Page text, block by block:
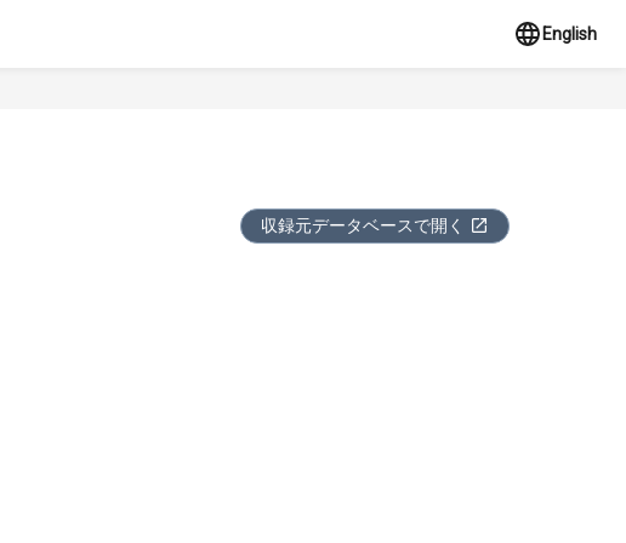
English
収録元データベースで開く